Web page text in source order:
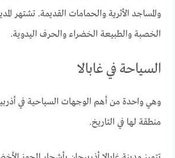
والمساجد الأثرية والحمامات القديمة. تشتهر
الخصبة والطبيعة الخضراء والحرف اليدوية.
السياحة في غابالا
وهي واحدة من أهم الوجهات السياحية في
منطقة لها في التاريخ.